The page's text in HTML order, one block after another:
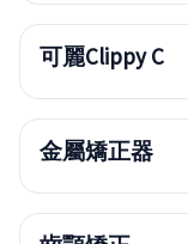
可麗Clippy C
金屬矯正器